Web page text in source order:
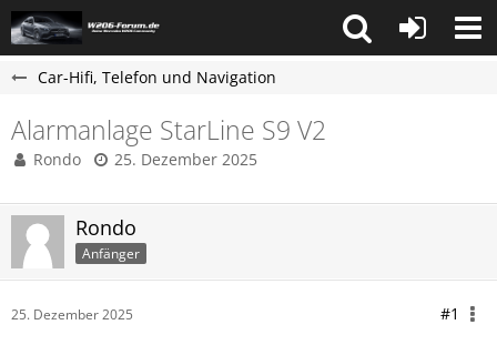
Car-Hifi, Telefon und Navigation
Alarmanlage StarLine S9 V2
Rondo 25. Dezember 2025
Rondo
Anfänger
25. Dezember 2025 #1